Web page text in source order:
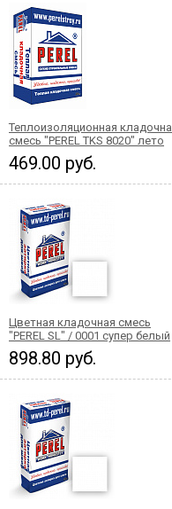
Теплоизоляционная
смесь "PEREL TKS 8020" лето
469.00 руб.
Цветная кладочная смесь
"PEREL SL" / 0001 супер белый
898.80 руб.